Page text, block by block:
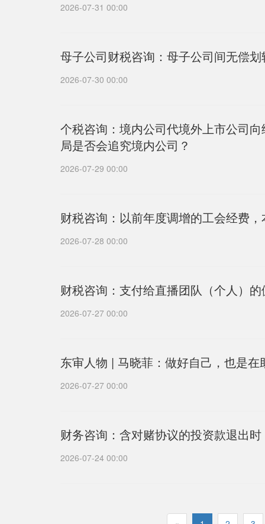
2026-07-31 00:00
母子公司财税咨询：母子公司间无偿
2026-07-30 00:00
个税咨询：境内公司代境外上市公司
局是否会追究境内公司？
2026-07-29 00:00
财税咨询：以前年度调增的工会经费
2026-07-28 00:00
财税咨询：支付给直播团队（个人）
2026-07-27 00:00
东审人物 | 马晓菲：做好自己，也是在
2026-07-27 00:00
财务咨询：含对赌协议的投资款退出
2026-07-24 00:00